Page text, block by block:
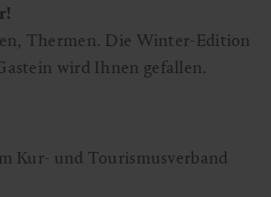
Thermen. Die Winter-Edition
wird Ihnen gefallen.
Kur- und Tourismusverband